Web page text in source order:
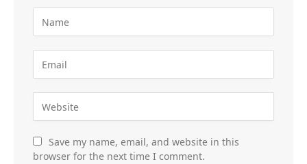
Save my name, email, and website in this
browser for the next time I comment.